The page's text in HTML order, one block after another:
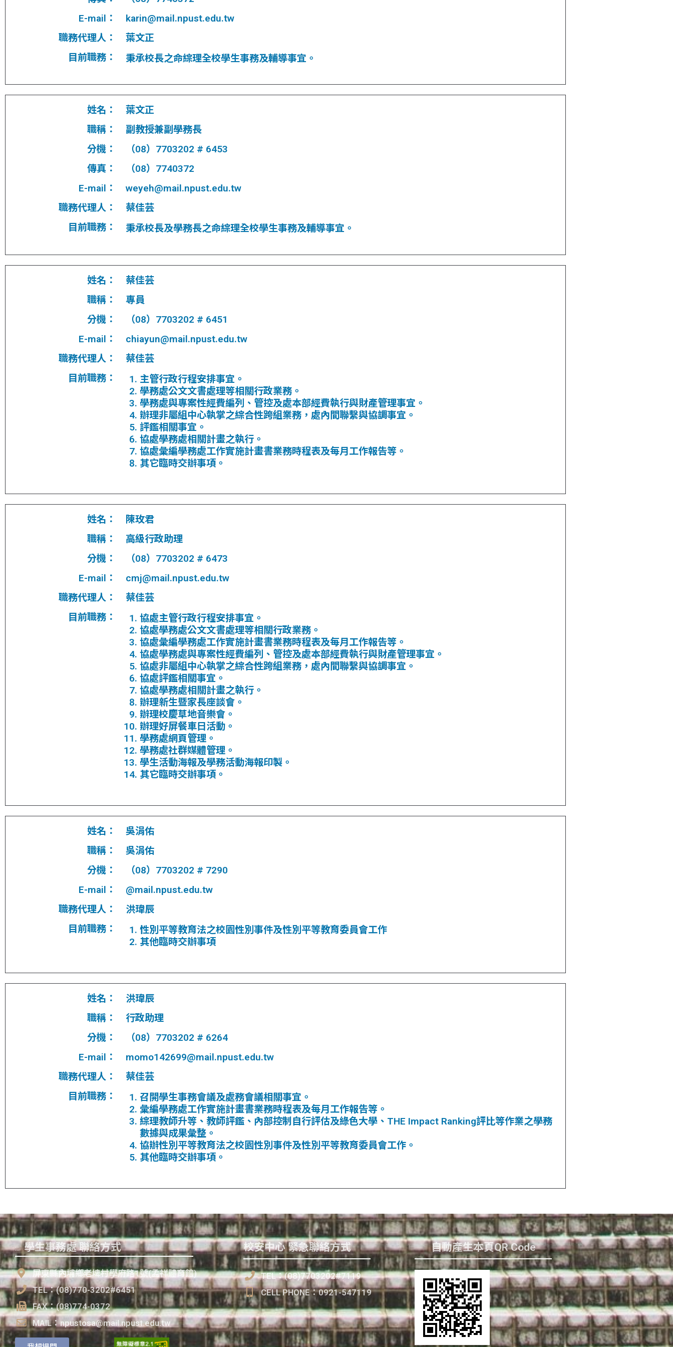
E-mail：
karin@mail.npust.edu.tw
職務代理人：
葉文正
目前職務：
秉承校長之命綜理全校學生事務及輔導事宜。
姓名：
葉文正
職稱：
副教授兼副學務長
分機：
（08）7703202 # 6453
傳真：
（08）7740372
E-mail：
weyeh@mail.npust.edu.tw
職務代理人：
蔡佳芸
目前職務：
秉承校長及學務長之命綜理全校學生事務及輔導事宜。
姓名：
蔡佳芸
職稱：
專員
分機：
（08）7703202 # 6451
E-mail：
chiayun@mail.npust.edu.tw
職務代理人：
蔡佳芸
目前職務：
主管行政行程安排事宜。
學務處公文文書處理等相關行政業務。
學務處與專案性經費編列、管控及處本部經費執行與財產管理事宜。
辦理非屬組中心執掌之綜合性跨組業務，處內間聯繫與協調事宜。
評鑑相關事宜。
協處學務處相關計畫之執行。
協處彙編學務處工作實施計畫書業務時程表及每月工作報告等。
其它臨時交辦事項。
姓名：
陳玫君
職稱：
高級行政助理
分機：
（08）7703202 # 6473
E-mail：
cmj@mail.npust.edu.tw
職務代理人：
蔡佳芸
目前職務：
協處主管行政行程安排事宜。
協處學務處公文文書處理等相關行政業務。
協處彙編學務處工作實施計畫書業務時程表及每月工作報告等。
協處學務處與專案性經費編列、管控及處本部經費執行與財產管理事宜。
協處非屬組中心執掌之綜合性跨組業務，處內間聯繫與協調事宜。
協處評鑑相關事宜。
協處學務處相關計畫之執行。
辦理新生暨家長座談會。
辦理校慶草地音樂會。
辦理好屏餐車日活動。
學務處網頁管理。
學務處社群媒體管理。
學生活動海報及學務活動海報印製。
其它臨時交辦事項。
姓名：
吳涓佑
職稱：
吳涓佑
分機：
（08）7703202 # 7290
E-mail：
@mail.npust.edu.tw
職務代理人：
洪瑋辰
目前職務：
性別平等教育法之校園性別事件及性別平等教育委員會工作
其他臨時交辦事項
姓名：
洪瑋辰
職稱：
行政助理
分機：
（08）7703202 # 6264
E-mail：
momo142699@mail.npust.edu.tw
職務代理人：
蔡佳芸
目前職務：
召開學生事務會議及處務會議相關事宜。
彙編學務處工作實施計畫書業務時程表及每月工作報告等。
綜理教師升等、教師評鑑、內部控制自行評估及綠色大學、THE Impact Ranking評比等作業之學務
數據與成果彙整。
協辦性別平等教育法之校園性別事件及性別平等教育委員會工作。
其他臨時交辦事項。
::: 學生事務處 聯絡方式
屏東縣內埔鄉老埤村學府路1號(孟祥體育館)
TEL：(08)770-3202#6451
FAX：(08)774-0372
MAIL：npustosa@mail.npust.edu.tw
校安中心 緊急聯絡方式
TEL：(08)7703202#7119
CELL PHONE：0921-547119
自動產生本頁QR Code